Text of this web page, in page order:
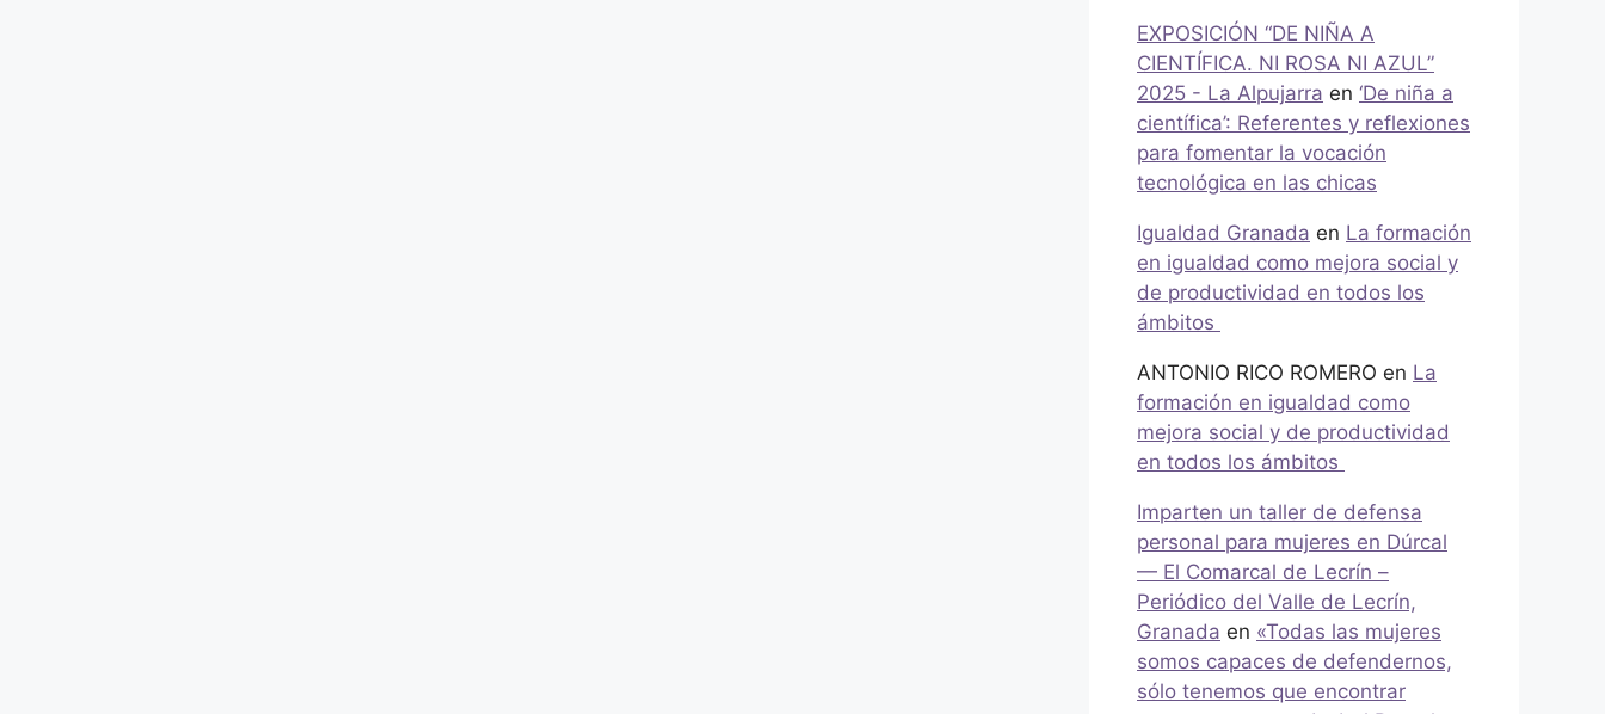
EXPOSICIÓN “DE NIÑA A
CIENTÍFICA. NI ROSA NI AZUL”
2025 - La Alpujarra en ‘De niña a
científica’: Referentes y reflexiones
para fomentar la vocación
tecnológica en las chicas
Igualdad Granada en La formación
en igualdad como mejora social y
de productividad en todos los
ámbitos
ANTONIO RICO ROMERO en La
formación en igualdad como
mejora social y de productividad
en todos los ámbitos
Imparten un taller de defensa
personal para mujeres en Dúrcal
— El Comarcal de Lecrín –
Periódico del Valle de Lecrín,
Granada en «Todas las mujeres
somos capaces de defendernos,
sólo tenemos que encontrar